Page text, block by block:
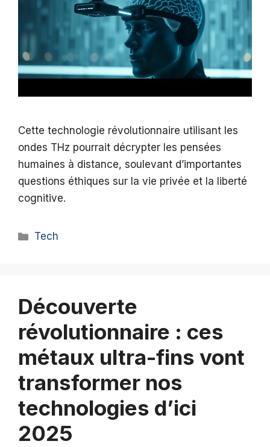
Cette technologie révolutionnaire utilisant les
ondes THz pourrait décrypter les pensées
humaines à distance, soulevant d’importantes
questions éthiques sur la vie privée et la liberté
cognitive.
Catégories
Tech
Découverte
révolutionnaire : ces
métaux ultra-fins vont
transformer nos
technologies d’ici
2025